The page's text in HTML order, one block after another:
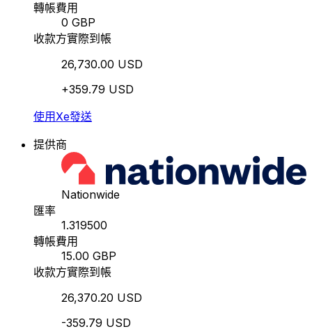
轉帳費用
0 GBP
收款方實際到帳
26,730.00 USD
+359.79 USD
使用Xe發送
提供商
Nationwide
匯率
1.319500
轉帳費用
15.00 GBP
收款方實際到帳
26,370.20 USD
-359.79 USD